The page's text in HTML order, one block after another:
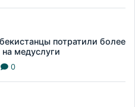
потратили более
медуслуги
0